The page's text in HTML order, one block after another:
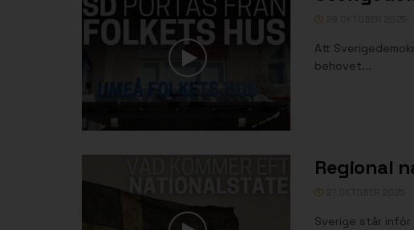
Att
behovet...
Regional
Sverige står